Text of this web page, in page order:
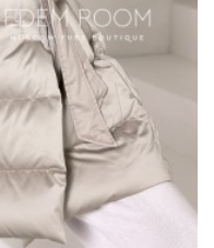
производителем